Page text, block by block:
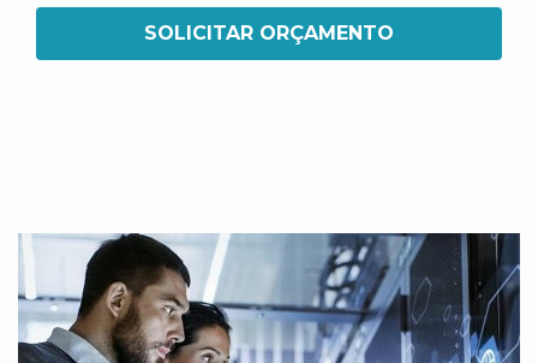
SOLICITAR ORÇAMENTO